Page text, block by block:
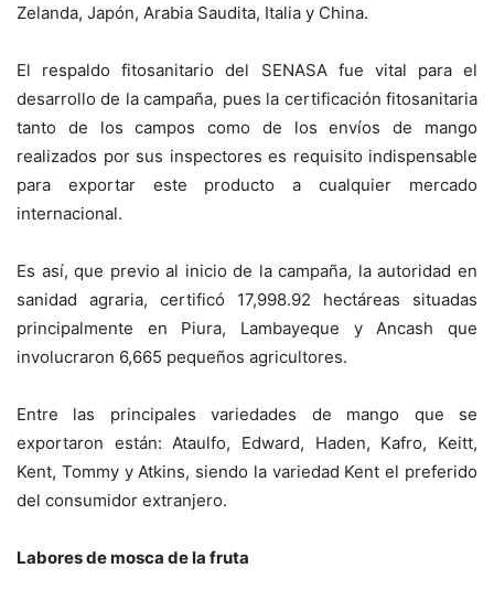
Zelanda, Japón, Arabia Saudita, Italia y China.
El respaldo fitosanitario del SENASA fue vital para el
desarrollo de la campaña, pues la certificación fitosanitaria
tanto de los campos como de los envíos de mango
realizados por sus inspectores es requisito indispensable
para exportar este producto a cualquier mercado
internacional.
Es así, que previo al inicio de la campaña, la autoridad en
sanidad agraria, certificó 17,998.92 hectáreas situadas
principalmente en Piura, Lambayeque y Ancash que
involucraron 6,665 pequeños agricultores.
Entre las principales variedades de mango que se
exportaron están: Ataulfo, Edward, Haden, Kafro, Keitt,
Kent, Tommy y Atkins, siendo la variedad Kent el preferido
del consumidor extranjero.
Labores de mosca de la fruta